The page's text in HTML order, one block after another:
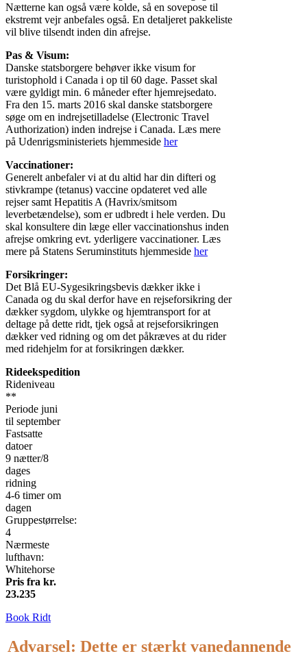
Nætterne kan også være kolde, så en sovepose til
ekstremt vejr anbefales også. En detaljeret pakkeliste
vil blive tilsendt inden din afrejse.
Pas & Visum:
Danske statsborgere behøver ikke visum for
turistophold i Canada i op til 60 dage. Passet skal
være gyldigt min. 6 måneder efter hjemrejsedato.
Fra den 15. marts 2016 skal danske statsborgere
søge om en indrejsetilladelse (Electronic Travel
Authorization) inden indrejse i Canada. Læs mere
på Udenrigsministeriets hjemmeside her
Vaccinationer:
Generelt anbefaler vi at du altid har din difteri og
stivkrampe (tetanus) vaccine opdateret ved alle
rejser samt Hepatitis A (Havrix/smitsom
leverbetændelse), som er udbredt i hele verden. Du
skal konsultere din læge eller vaccinationshus inden
afrejse omkring evt. yderligere vaccinationer. Læs
mere på Statens Seruminstituts hjemmeside her
Forsikringer:
Det Blå EU-Sygesikringsbevis dækker ikke i
Canada og du skal derfor have en rejseforsikring der
dækker sygdom, ulykke og hjemtransport for at
deltage på dette ridt, tjek også at rejseforsikringen
dækker ved ridning og om det påkræves at du rider
med ridehjelm for at forsikringen dækker.
Rideekspedition
Rideniveau
**
Periode juni
til september
Fastsatte
datoer
9 nætter/8
dages
ridning
4-6 timer om
dagen
Gruppestørrelse:
4
Nærmeste
lufthavn:
Whitehorse
Pris fra kr.
23.235
Book Ridt
Advarsel: Dette er stærkt vanedannende